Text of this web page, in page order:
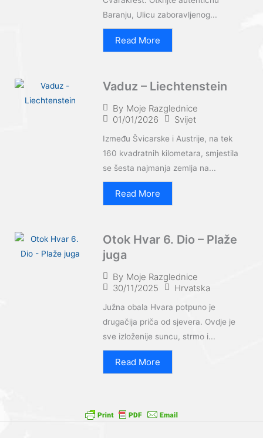
Baranju, Ulicu zaboravljenog...
Read More
Vaduz – Liechtenstein
By Moje Razglednice
01/01/2026
Svijet
Između Švicarske i Austrije, na tek
160 kvadratnih kilometara, smjestila
se šesta najmanja zemlja na...
Read More
Otok Hvar 6. Dio – Plaže
juga
By Moje Razglednice
30/11/2025
Hrvatska
Južna obala Hvara potpuno je
drugačija priča od sjevera. Ovdje je
sve izloženije suncu, strmo i...
Read More